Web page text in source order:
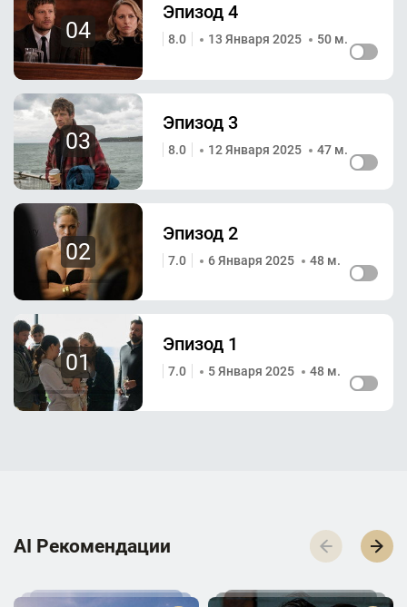
04
Эпизод 4
8.0 13 Января 2025 50 м.
03
Эпизод 3
8.0 12 Января 2025 47 м.
02
Эпизод 2
7.0 6 Января 2025 48 м.
01
Эпизод 1
7.0 5 Января 2025 48 м.
AI Р­е­к­о­м­е­н­д­а­ц­и­и